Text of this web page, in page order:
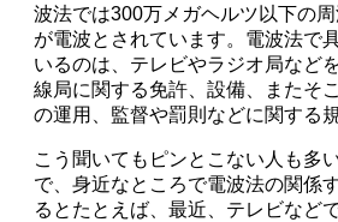
波法では300万メガヘルツ以下の
が電波とされています。電波法で
いるのは、テレビやラジオ局など
線局に関する免許、設備、またそ
の運用、監督や罰則などに関する
こう聞いてもピンとこない人も多
で、身近なところで電波法の関係
るとたとえば、最近、テレビなど